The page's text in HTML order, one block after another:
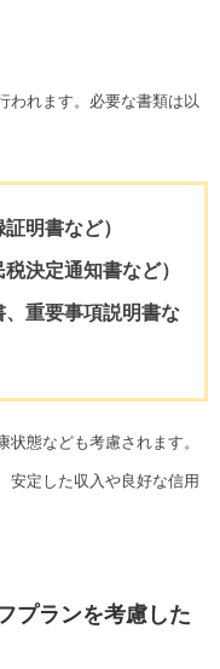
われます。必要な書類は以
明書など）
決定通知書など）
重要事項説明書な
態なども考慮されます。
安定した収入や良好な信用
プランを考慮した